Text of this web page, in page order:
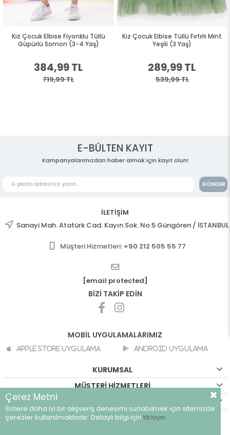
Kız Çocuk Elbise Fiyonklu Tüllü
Güpürlü Somon (3-4 Yaş)
384,99 TL
719,99 TL
Kız Çocuk Elbise Tüllü Fırfırlı Mint
Yeşili (3 Yaş)
289,99 TL
539,99 TL
E-BÜLTEN KAYIT
Kampanyalarımızdan haber almak için kayıt olun!
GÖNDER
İLETİŞİM
Sanayi Mah. Atatürk Cad. Kayın Sok. No:5 Güngören / İSTANBUL
Müşteri Hizmetleri: +90 212 505 55 77
[email protected]
BİZİ TAKİP EDİN
MOBİL UYGULAMALARIMIZ
Apple Store Uygulama Android Uygulama
KURUMSAL
MÜŞTERİ HİZMETLERİ
©breeze.com.tr - Tüm hakları saklıdır.
Çerez Metni
Sizlere daha iyi bir alışveriş deneyimi sunabilmek için sitemizde
çerezler kullanılmaktadır. Detaylı bilgi için tıklayın